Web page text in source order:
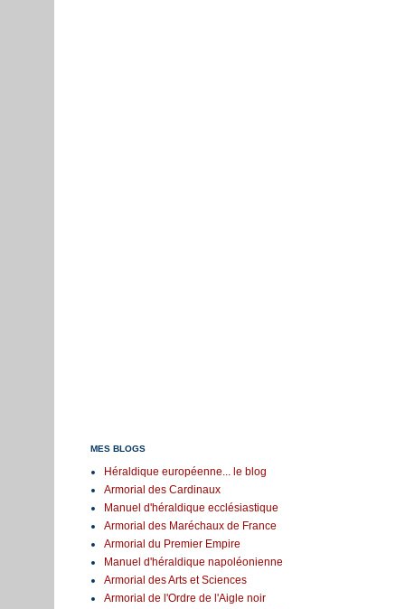
MES BLOGS
Héraldique européenne... le blog
Armorial des Cardinaux
Manuel d'héraldique ecclésiastique
Armorial des Maréchaux de France
Armorial du Premier Empire
Manuel d'héraldique napoléonienne
Armorial des Arts et Sciences
Armorial de l'Ordre de l'Aigle noir